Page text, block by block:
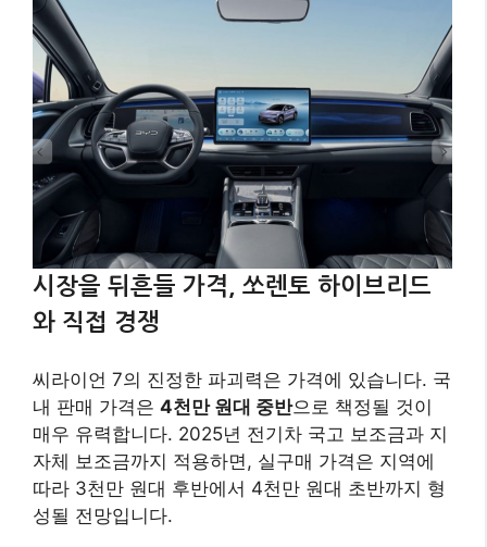
시장을 뒤흔들 가격, 쏘렌토 하이브리드
와 직접 경쟁
씨라이언 7의 진정한 파괴력은 가격에 있습니다. 국
내 판매 가격은 4천만 원대 중반으로 책정될 것이
매우 유력합니다. 2025년 전기차 국고 보조금과 지
자체 보조금까지 적용하면, 실구매 가격은 지역에
따라 3천만 원대 후반에서 4천만 원대 초반까지 형
성될 전망입니다.